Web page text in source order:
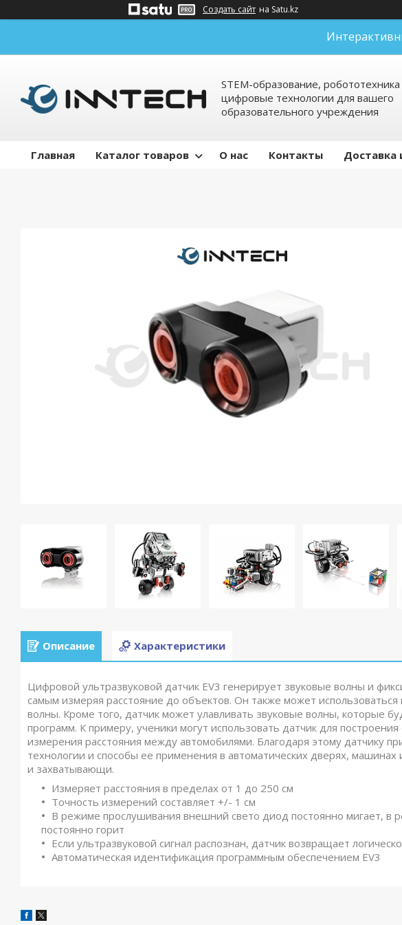
Создать сайт на Satu.kz
STEM-образование, робототехника
цифровые технологии для вашего
образовательного учреждения
Главная Каталог товаров О нас Контакты Доставка
Описание Характеристики
Цифровой ультразвуковой датчик EV3 генерирует звуковые волны и
самым измеряя расстояние до объектов. Он также может
волны. Кроме того, датчик может улавливать звуковые волны, которые
программ. К примеру, ученики могут использовать датчик для
измерения расстояния между автомобилями. Благодаря этому датчику
технологии и способы ее применения в автоматических дверях, машинах
и захватывающи.
Измеряет расстояния в пределах от 1 до 250 см
Точность измерений составляет +/- 1 см
В режиме прослушивания внешний свето диод постоянно мигает, в
постоянно горит
Если ультразвуковой сигнал распознан, датчик возвращает
Автоматическая идентификация программным обеспечением EV3